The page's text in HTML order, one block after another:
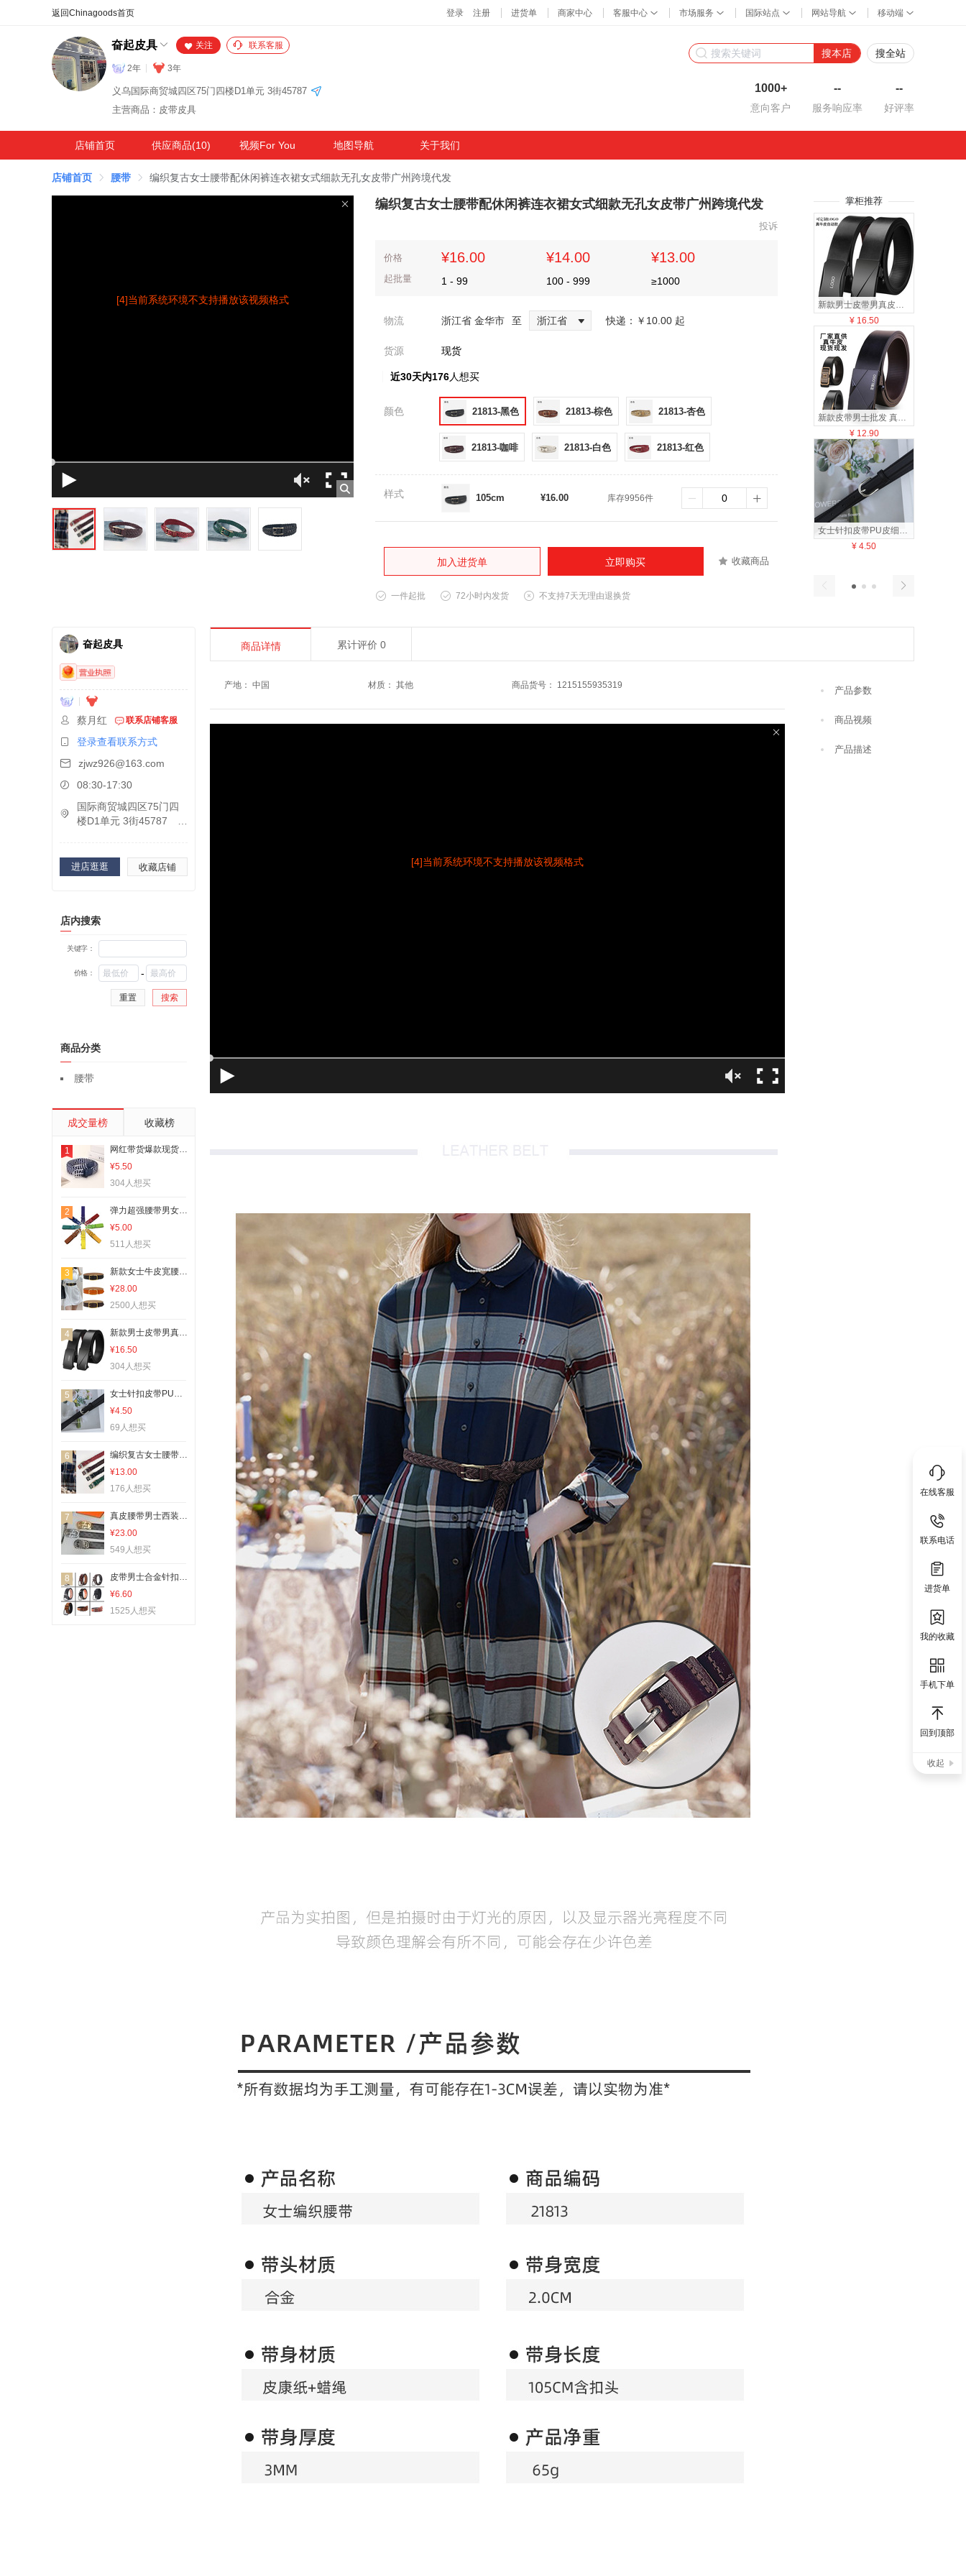
奋起皮具
2年 3年
关注 联系客服
义乌国际商贸城四区75门四楼D1单元 3街45787
主营商品：皮带皮具
搜本店 搜全站
1000+
意向客户
--
服务响应率
--
好评率
在线客服
联系电话
进货单
我的收藏
手机下单
回到顶部
收起
店铺首页 供应商品(10) 视频For You 地图导航 关于我们
店铺首页 腰带 编织复古女士腰带配休闲裤连衣裙女式细款无孔女皮带广州跨境代发
[4]当前系统环境不支持播放该视频格式
编织复古女士腰带配休闲裤连衣裙女式细款无孔女皮带广州跨境代发
投诉
价格
起批量
¥16.00
1 - 99
¥14.00
100 - 999
¥13.00
≥1000
物流 浙江省 金华市 至 浙江省 快递： ￥10.00 起
货源 现货
近30天内176人想买
颜色 21813-黑色 21813-棕色 21813-杏色
21813-咖啡 21813-白色 21813-红色
样式 105cm ¥16.00 库存9956件
加入进货单 立即购买 收藏商品
一件起批 72小时内发货 不支持7天无理由退换货
掌柜推荐
新款男士皮带男真皮内穿无牙自动扣腰带男式百搭牛皮商务裤带批发
¥ 16.50
新款皮带男士批发 真皮腰带男款 无牙自动扣百搭腰封牛皮裤带男式
¥ 12.90
女士针扣皮带PU皮细腰带配裙子西装裤裤带现货支持批发一件代发
¥ 4.50
奋起皮具
蔡月红 联系店铺客服
登录查看联系方式
zjwz926@163.com
08:30-17:30
国际商贸城四区75门四
楼D1单元 3街45787
进店逛逛 收藏店铺
店内搜索
关键字：
价格： -
重置 搜索
商品分类
腰带
成交量榜 收藏榜
1
网红带货爆款现货男士帆布腰带女士弹力腰带韩版弹力松紧腰带批发
¥5.50
304人想买
2
弹力超强腰带男女户外运动可调节高档PU透气编织加厚松紧棒球皮带
¥5.00
511人想买
3
新款女士牛皮宽腰带腰封装饰裙子风衣皮带批发真皮腰带大衣belt
¥28.00
2500人想买
4
新款男士皮带男真皮内穿无牙自动扣腰带男式百搭牛皮商务裤带批发
¥16.50
304人想买
5
女士针扣皮带PU皮细腰带配裙子西装裤裤带现货支持批发一件代发
¥4.50
69人想买
6
编织复古女士腰带配休闲裤连衣裙女式细款无孔女皮带广州跨境代发
¥13.00
176人想买
7
真皮腰带男士西装皮带自动扣爆款字母G时尚潮流百搭中青年高级感
¥23.00
549人想买
8
皮带男士合金针扣PU腰带 牛仔裤带休闲百搭针扣皮带夜市货源
¥6.60
1525人想买
商品详情 累计评价 0
产地 ： 中国 材质 ： 其他 商品货号 ： 1215155935319
[4]当前系统环境不支持播放该视频格式
产品参数
商品视频
产品描述